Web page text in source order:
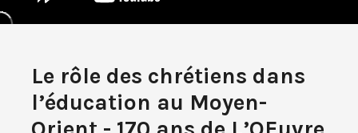
Le rôle des chrétiens dans
l’éducation au Moyen-